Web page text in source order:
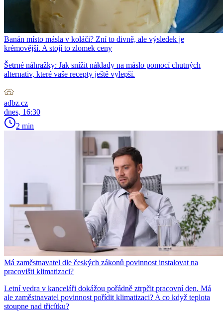
Banán místo másla v koláči? Zní to divně, ale výsledek je
krémovější. A stojí to zlomek ceny
Šetrné náhražky: Jak snížit náklady na máslo pomocí chutných
alternativ, které vaše recepty ještě vylepší.
adbz.cz
dnes, 16:30
2 min
Má zaměstnavatel dle českých zákonů povinnost instalovat na
pracovišti klimatizaci?
Letní vedra v kanceláři dokážou pořádně ztrpčit pracovní den. Má
ale zaměstnavatel povinnost pořídit klimatizaci? A co když teplota
stoupne nad třicítku?